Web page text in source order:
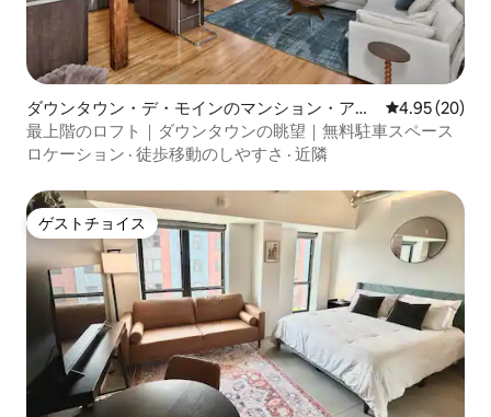
ダウンタウン・デ・モインのマンション・アパ
ート
レビュー20
4.95 (20)
最上階のロフト｜ダウンタウンの眺望｜無料駐車スペース
ロケーション · 徒歩移動のしやすさ · 近隣
ゲストチョイス
ゲストチョイス